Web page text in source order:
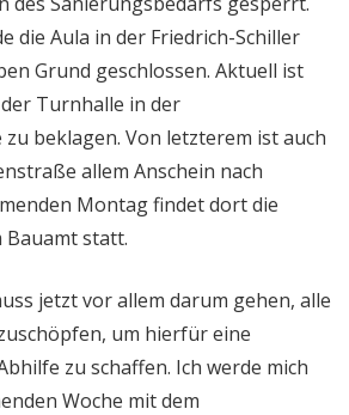
die Aula in der Friedrich-Schiller
Grund geschlossen. Aktuell ist
Turnhalle in der
beklagen. Von letzterem ist auch
allem Anschein nach
Montag findet dort die
Bauamt statt.
jetzt vor allem darum gehen, alle
um hierfür eine
zu schaffen. Ich werde mich
Woche mit dem